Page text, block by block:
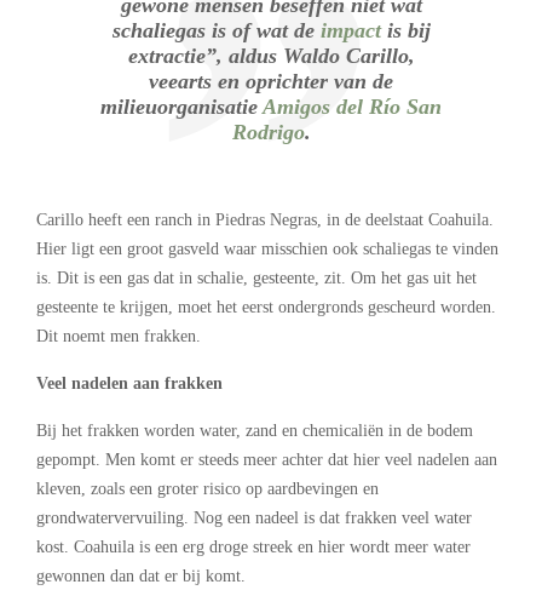
schaliegas is of wat de impactis bij
extractie”, aldus Waldo Carillo,
veearts en oprichter van de
milieuorganisatie Amigos del Río San
Rodrigo.
Carillo heeft een ranch in Piedras Negras, in de deelstaat Coahuila.
Hier ligt een groot gasveld waar misschien ook schaliegas te vinden
is. Dit is een gas dat in schalie, gesteente, zit. Om het gas uit het
gesteente te krijgen, moet het eerst ondergronds gescheurd worden.
Dit noemt men frakken.
Veel nadelen aan frakken
Bij het frakken worden water, zand en chemicaliën in de bodem
gepompt. Men komt er steeds meer achter dat hier veel nadelen aan
kleven, zoals een groter risico op aardbevingen en
grondwatervervuiling. Nog een nadeel is dat frakken veel water
kost. Coahuila is een erg droge streek en hier wordt meer water
gewonnen dan dat er bij komt.